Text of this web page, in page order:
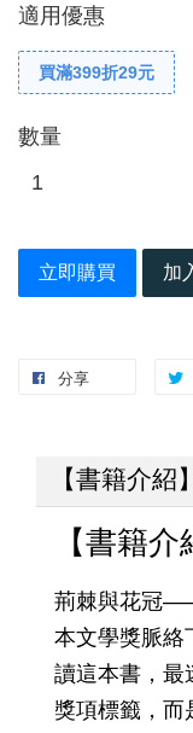
適用優惠
買滿399折29元
數量
立即購買 加
分享
【書籍介紹】
【書籍介
荊棘與花冠
本文學獎脈絡
讀這本書，最
獎項標籤，而